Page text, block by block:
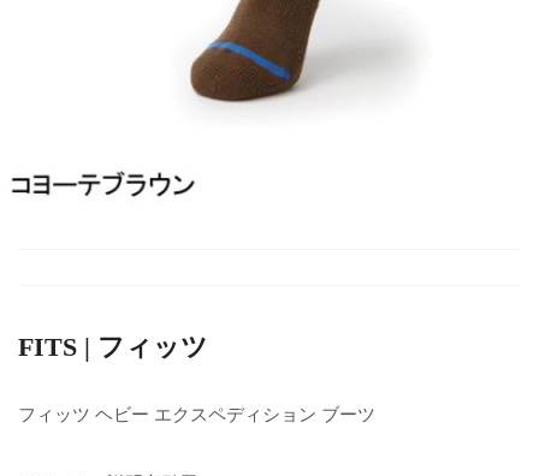
FITS | フィッツ
フィッツ ヘビー エクスペディション ブーツ